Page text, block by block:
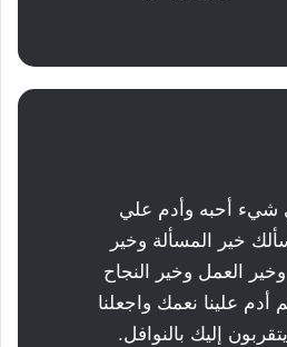
شيء أحبه وأدم علي
خير المسألة وخير
وخير العمل وخير النجاح
أدم علينا نعمك واجعلنا
إليك بالنوافل.